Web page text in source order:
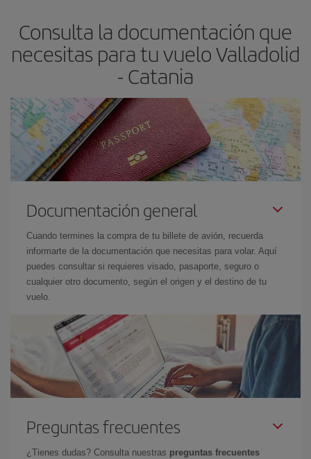
Consulta la documentación que
necesitas para tu vuelo Valladolid
- Catania
Documentación general
Cuando termines la compra de tu billete de avión, recuerda
informarte de la documentación que necesitas para volar. Aquí
puedes consultar si requieres visado, pasaporte, seguro o
cualquier otro documento, según el origen y el destino de tu
vuelo.
Preguntas frecuentes
¿Tienes dudas? Consulta nuestras preguntas frecuentes